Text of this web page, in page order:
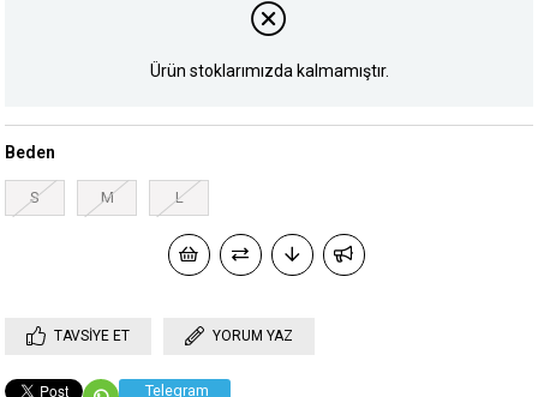
Ürün stoklarımızda kalmamıştır.
Beden
S M L
TAVSIYE ET YORUM YAZ
Telegram